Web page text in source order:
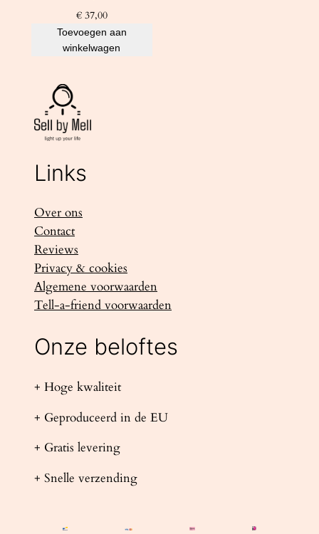
€37,00
Toevoegen aan
winkelwagen
Links
Over ons
Contact
Reviews
Privacy & cookies
Algemene voorwaarden
Tell-a-friend voorwaarden
Onze beloftes
+ Hoge kwaliteit
+ Geproduceerd in de EU
+ Gratis levering
+ Snelle verzending